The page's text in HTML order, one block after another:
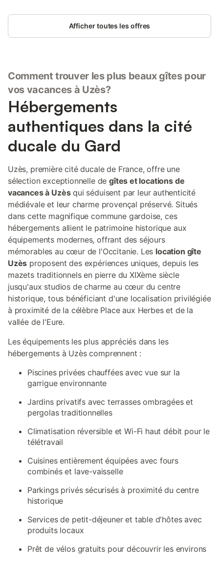
Afficher toutes les offres
Comment trouver les plus beaux gîtes pour
vos vacances à Uzès?
Hébergements
authentiques dans la cité
ducale du Gard
Uzès, première cité ducale de France, offre une
sélection exceptionnelle degîtes et locations de
vacances à Uzèsqui séduisent par leur authenticité
médiévale et leur charme provençal préservé. Situés
dans cette magnifique commune gardoise, ces
hébergements allient le patrimoine historique aux
équipements modernes, offrant des séjours
mémorables au cœur de l'Occitanie. Les location gîte
Uzès proposent des expériences uniques, depuis les
mazets traditionnels en pierre du XIXème siècle
jusqu'aux studios de charme au cœur du centre
historique, tous bénéficiant d'une localisation privilégiée
à proximité de la célèbre Place aux Herbes et de la
vallée de l'Eure.
Les équipements les plus appréciés dans les
hébergements à Uzès comprennent :
Piscines privées chauffées avec vue sur la
garrigue environnante
Jardins privatifs avec terrasses ombragées et
pergolas traditionnelles
Climatisation réversible et Wi-Fi haut débit pour le
télétravail
Cuisines entièrement équipées avec fours
combinés et lave-vaisselle
Parkings privés sécurisés à proximité du centre
historique
Services de petit-déjeuner et table d'hôtes avec
produits locaux
Prêt de vélos gratuits pour découvrir les environs